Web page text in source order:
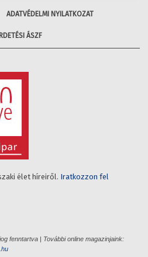
ADATVÉDELMI NYILATKOZAT
ÁSZF
élet híreiről. Iratkozzon fel
fenntartva | További online magazinjaink: